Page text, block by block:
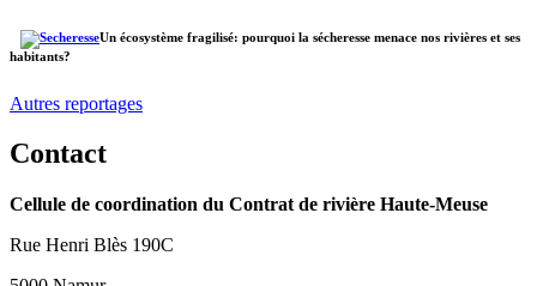
Un écosystème fragilisé: pourquoi la sécheresse menace nos rivières et ses
habitants?
Autres reportages
Contact
Cellule de coordination du Contrat de rivière Haute-Meuse
Rue Henri Blès 190C